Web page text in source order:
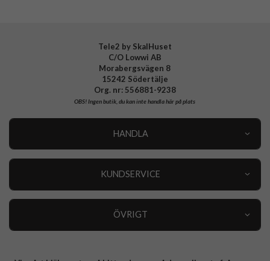
Tele2 by SkalHuset
C/O Lowwi AB
Morabergsvägen 8
15242 Södertälje
Org. nr: 556881-9238
OBS!Ingen butik, du kan inte handla här på plats
HANDLA
KUNDSERVICE
ÖVRIGT